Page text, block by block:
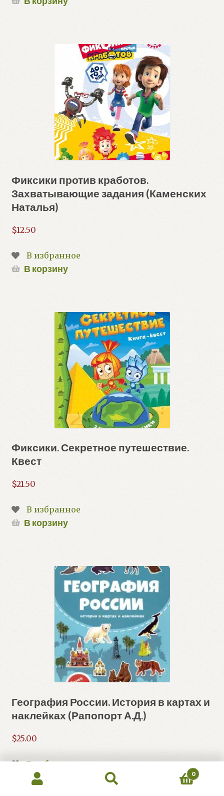
Фиксики против кработов.
Захватывающие задания (Каменских
Наталья)
$12.50
В избранное
В корзину
Фиксики. Секретное путешествие.
Квест
$21.50
В избранное
В корзину
География России. История в картах и
наклейках (Рапопорт А.Д.)
$25.00
В избранное
В корзину
Искать:
0